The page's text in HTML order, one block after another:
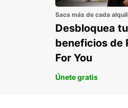
Saca más de cada
Desbloquea
beneficios de
For You
Únete gratis